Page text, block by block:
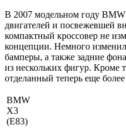
В 2007 модельном году
двигателей и посвежевшей
компактный кроссовер не
концепции. Немного
бамперы, а также задние
из нескольких фигур. Кроме
отделанный теперь еще
BMW
X3
(E83)